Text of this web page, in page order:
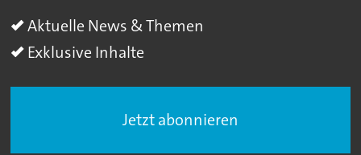
Aktuelle News & Themen
Exklusive Inhalte
Jetzt abonnieren